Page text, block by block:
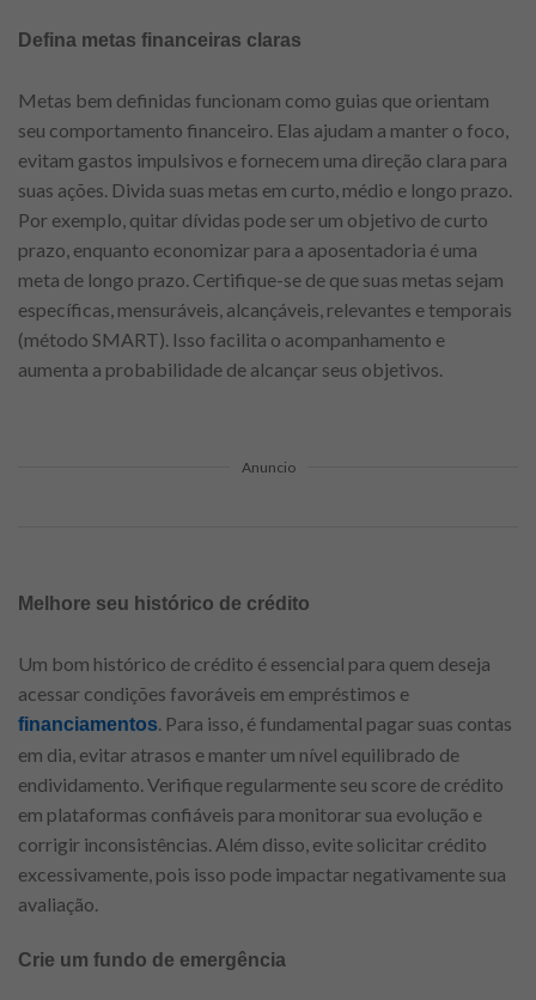
Defina metas financeiras claras
Metas bem definidas funcionam como guias que orientam
seu comportamento financeiro. Elas ajudam a manter o foco,
evitam gastos impulsivos e fornecem uma direção clara para
suas ações. Divida suas metas em curto, médio e longo prazo.
Por exemplo, quitar dívidas pode ser um objetivo de curto
prazo, enquanto economizar para a aposentadoria é uma
meta de longo prazo. Certifique-se de que suas metas sejam
específicas, mensuráveis, alcançáveis, relevantes e temporais
(método SMART). Isso facilita o acompanhamento e
aumenta a probabilidade de alcançar seus objetivos.
Anuncio
Melhore seu histórico de crédito
Um bom histórico de crédito é essencial para quem deseja
acessar condições favoráveis em empréstimos e
financiamentos. Para isso, é fundamental pagar suas contas
em dia, evitar atrasos e manter um nível equilibrado de
endividamento. Verifique regularmente seu score de crédito
em plataformas confiáveis para monitorar sua evolução e
corrigir inconsistências. Além disso, evite solicitar crédito
excessivamente, pois isso pode impactar negativamente sua
avaliação.
Crie um fundo de emergência